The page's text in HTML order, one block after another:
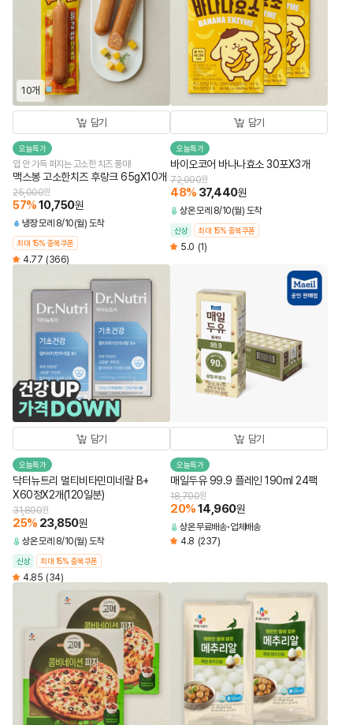
10개
담기
오늘특가
입 안 가득 퍼지는 고소한 치즈 풍미!
맥스봉 고소한치즈 후랑크 65gX10개
25,000원
57%10,750원
냉장모레 8/10(월) 도착
최대 15% 중복쿠폰
4.77 (366)
담기
오늘특가
바이오코어 바나나효소 30포X3개
72,000원
48% 37,440원
상온모레 8/10(월) 도착
신상 최대 15% 중복쿠폰
5.0 (1)
담기
오늘특가
닥터뉴트리 멀티비타민미네랄 B+
X60정X2개(120일분)
31,800원
25% 23,850원
상온모레 8/10(월) 도착
신상 최대 15% 중복쿠폰
4.85 (34)
담기
오늘특가
매일두유 99.9 플레인 190ml 24팩
18,700원
20%14,960원
상온무료배송 업체배송
4.8 (237)